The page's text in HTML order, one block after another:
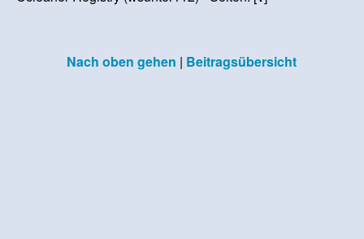
Nach oben gehen | Beitragsübersicht